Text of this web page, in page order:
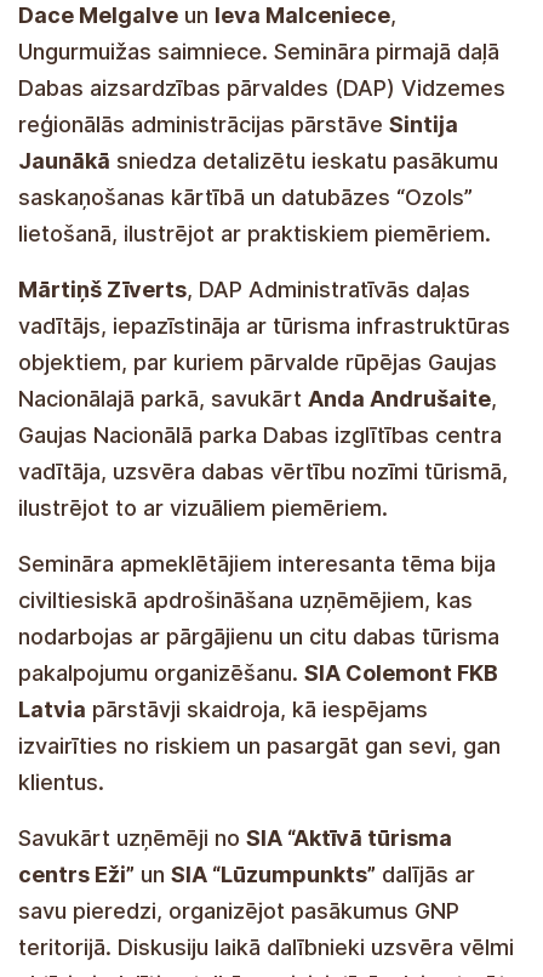
Dace Melgalve un Ieva Malceniece,
Ungurmuižas saimniece. Semināra pirmajā daļā
Dabas aizsardzības pārvaldes (DAP) Vidzemes
reģionālās administrācijas pārstāve Sintija
Jaunākā sniedza detalizētu ieskatu pasākumu
saskaņošanas kārtībā un datubāzes “Ozols”
lietošanā, ilustrējot ar praktiskiem piemēriem.
Mārtiņš Zīverts, DAP Administratīvās daļas
vadītājs, iepazīstināja ar tūrisma infrastruktūras
objektiem, par kuriem pārvalde rūpējas Gaujas
Nacionālajā parkā, savukārt Anda Andrušaite,
Gaujas Nacionālā parka Dabas izglītības centra
vadītāja, uzsvēra dabas vērtību nozīmi tūrismā,
ilustrējot to ar vizuāliem piemēriem.
Semināra apmeklētājiem interesanta tēma bija
civiltiesiskā apdrošināšana uzņēmējiem, kas
nodarbojas ar pārgājienu un citu dabas tūrisma
pakalpojumu organizēšanu. SIA Colemont FKB
Latvia pārstāvji skaidroja, kā iespējams
izvairīties no riskiem un pasargāt gan sevi, gan
klientus.
Savukārt uzņēmēji no SIA “Aktīvā tūrisma
centrs Eži” un SIA “Lūzumpunkts” dalījās ar
savu pieredzi, organizējot pasākumus GNP
teritorijā. Diskusiju laikā dalībnieki uzsvēra vēlmi